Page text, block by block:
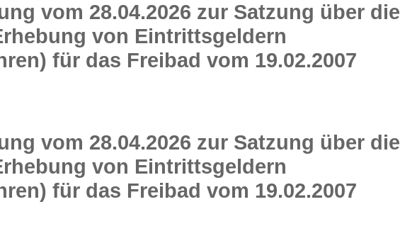
vom 28.04.2026 zur Satzung über die
von Eintrittsgeldern
für das Freibad vom 19.02.2007
vom 28.04.2026 zur Satzung über die
von Eintrittsgeldern
für das Freibad vom 19.02.2007